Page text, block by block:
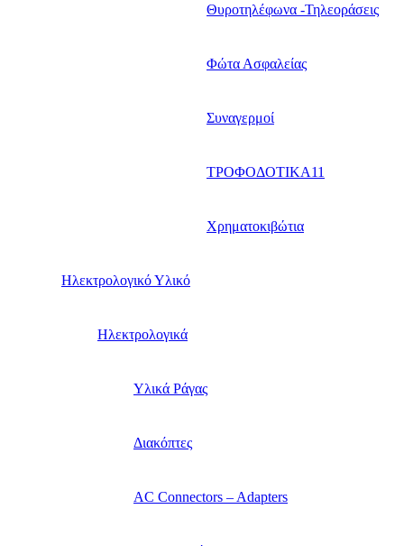
Θυροτηλέφωνα -Τηλεοράσεις
Φώτα Ασφαλείας
Συναγερμοί
ΤΡΟΦΟΔΟΤΙΚΑ11
Χρηματοκιβώτια
Ηλεκτρολογικό Υλικό
Ηλεκτρολογικά
Υλικά Ράγας
Διακόπτες
AC Connectors – Adapters